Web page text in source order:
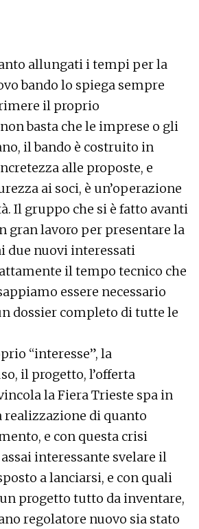
allungati i tempi per la
bando lo spiega sempre
il proprio
basta che le imprese o gli
il bando è costruito in
alle proposte, e
ai soci, è un’operazione
Il gruppo che si è fatto avanti
gran lavoro per presentare la
due nuovi interessati
il tempo tecnico che
essere necessario
dossier completo di tutte le
“interesse”, la
il progetto, l’offerta
la Fiera Trieste spa in
di quanto
e con questa crisi
interessante svelare il
a lanciarsi, e con quali
progetto tutto da inventare,
regolatore nuovo sia stato